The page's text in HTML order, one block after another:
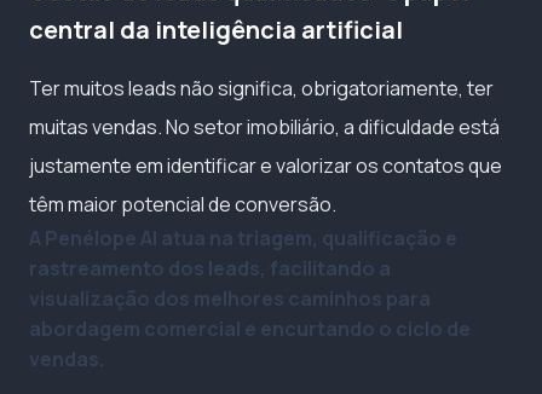
central da inteligência artificial
Ter muitos leads não significa, obrigatoriamente, ter
muitas vendas. No setor imobiliário, a dificuldade está
justamente em identificar e valorizar os contatos que
têm maior potencial de conversão.
A Penélope AI atua na triagem, qualificação e
rastreamento dos leads, facilitando a
visualização dos melhores caminhos para
abordagem comercial e encurtando o ciclo de
vendas.